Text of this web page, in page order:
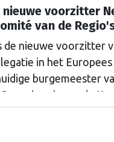
nieuwe voorzitter
van de
de nieuwe voorzitter
in het
burgemeester
van de